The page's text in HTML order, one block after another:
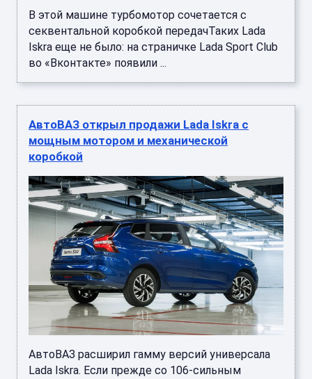
В этой машине турбомотор сочетается с
секвентальной коробкой передачТаких Lada
Iskra еще не было: на страничке Lada Sport Club
во «Вконтакте» появили ...
АвтоВАЗ открыл продажи Lada Iskra с
мощным мотором и механической
коробкой
АвтоВАЗ расширил гамму версий универсала
Lada Iskra. Если прежде со 106-сильным